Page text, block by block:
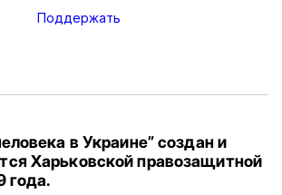
Поддержать
в Украине” создан и
Харьковской правозащитной
года.